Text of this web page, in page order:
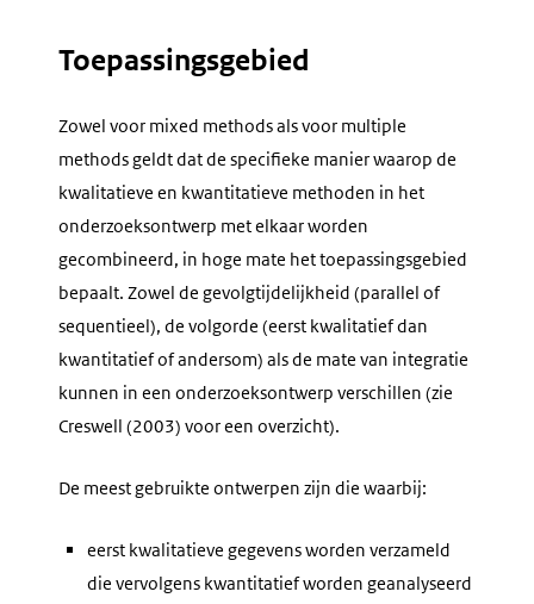
Toepassingsgebied
Zowel voor mixed methodsals voor multiple
methodsgeldt dat de specifieke manier waarop de
kwalitatieve en kwantitatieve methoden in het
onderzoeksontwerp met elkaar worden
gecombineerd, in hoge mate het toepassingsgebied
bepaalt. Zowel de gevolgtijdelijkheid (parallel of
sequentieel), de volgorde (eerst kwalitatief dan
kwantitatief of andersom) als de mate van integratie
kunnen in een onderzoeksontwerp verschillen (zie
Creswell (2003) voor een overzicht).
De meest gebruikte ontwerpen zijn die waarbij:
eerst kwalitatieve gegevens worden verzameld
die vervolgens kwantitatief worden geanalyseerd